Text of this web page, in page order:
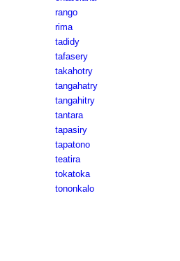
rango
rima
tadidy
tafasery
takahotry
tangahatry
tangahitry
tantara
tapasiry
tapatono
teatira
tokatoka
tononkalo